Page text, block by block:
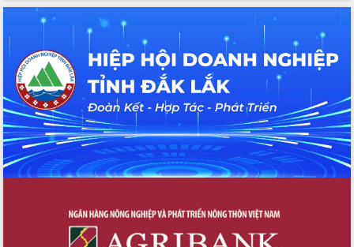
hiện nhiệm vụ quản lý tài sản công
hàng tuần
Tháo gỡ những vướng mắc, đẩy mạnh
công tác cải cách thủ tục hành chính
tại Trung tâm Phục vụ hành chính
công tỉnh
Đắk Lắk: Tôn vinh 46 giải pháp tại Hội
thi Sáng tạo Kỹ thuật 2024 - 2025
Đắk Lắk rà soát, điều chỉnh Đề án 190
về phát triển nuôi trồng thủy sản
Dự án cao tốc Khánh Hòa - Buôn Ma